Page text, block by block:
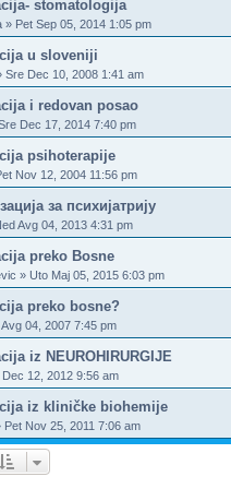
stomatologija
» Pet Sep 05, 2014 1:05 pm
u sloveniji
Sre Dec 10, 2008 1:41 am
i redovan posao
Dec 17, 2014 7:40 pm
psihoterapije
Nov 12, 2004 11:56 pm
за психијатрију
Avg 04, 2013 4:31 pm
preko Bosne
» Uto Maj 05, 2015 6:03 pm
preko bosne?
Avg 04, 2007 7:45 pm
iz NEUROHIRURGIJE
Dec 12, 2012 9:56 am
iz kliničke biohemije
Pet Nov 25, 2011 7:06 am